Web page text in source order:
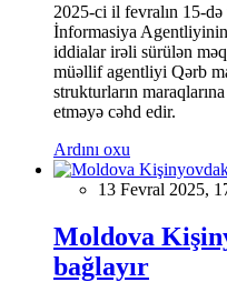
2025-ci il fevralın 15-də
İnformasiya
iddialar irəli sürülən
müəllif agentliyi Qərb
strukturların
etməyə cəhd edir.
Ardını oxu
13 Fevral 2025,
Moldova
bağlayır